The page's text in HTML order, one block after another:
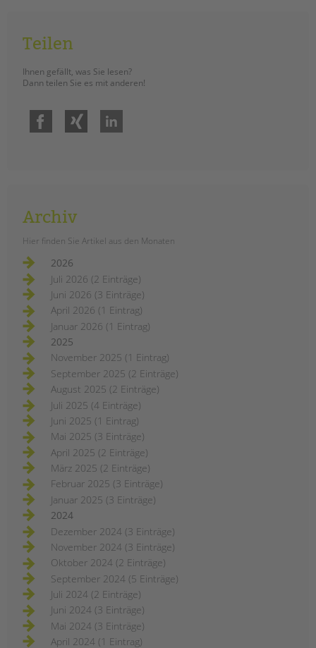
Impressum
Datenschutz
Hinweisgebersystem
Intranet
Teilen
Ihnen gefällt, was Sie lesen?
Dann teilen Sie es mit anderen!
Facebook
Archiv
Hier finden Sie Artikel aus den Monaten
2026
Juli 2026 (2 Einträge)
Juni 2026 (3 Einträge)
April 2026 (1 Eintrag)
Januar 2026 (1 Eintrag)
2025
November 2025 (1 Eintrag)
September 2025 (2 Einträge)
August 2025 (2 Einträge)
Juli 2025 (4 Einträge)
Juni 2025 (1 Eintrag)
Mai 2025 (3 Einträge)
April 2025 (2 Einträge)
März 2025 (2 Einträge)
Februar 2025 (3 Einträge)
Januar 2025 (3 Einträge)
2024
Dezember 2024 (3 Einträge)
November 2024 (3 Einträge)
Oktober 2024 (2 Einträge)
September 2024 (5 Einträge)
Juli 2024 (2 Einträge)
Juni 2024 (3 Einträge)
Mai 2024 (3 Einträge)
April 2024 (1 Eintrag)